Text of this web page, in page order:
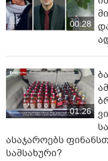
00:28
01:26
ასაჯაროებს
სამსახური?